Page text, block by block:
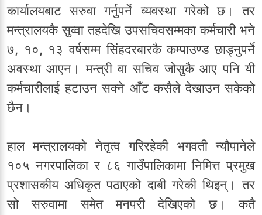
कार्यालयबाट सरुवा गर्नुपर्ने व्यवस्था गरेको छ। तर
मन्त्रालयकै सुव्वा तहदेखि उपसचिवसम्मका कर्मचारी भने
७, १०, १३ वर्षसम्म सिंहदरबारकै कम्पाउण्ड छाड्नुपर्ने
अवस्था आएन। मन्त्री वा सचिव जोसुकै आए पनि यी
कर्मचारीलाई हटाउन सक्ने आँट कसैले देखाउन सकेको
छैन।
हाल मन्त्रालयको नेतृत्व गरिरहेकी भगवती न्यौपानेले
१०५ नगरपालिका र ८६ गाउँपालिकामा निमित्त प्रमुख
प्रशासकीय अधिकृत पठाएको दाबी गरेकी थिइन्। तर
सो सरुवामा समेत मनपरी देखिएको छ। कतै